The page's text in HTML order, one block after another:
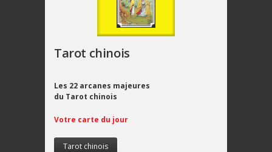
Tarot chinois
Les 22 arcanes majeures
du Tarot chinois
Votre carte du jour
Tarot chinois